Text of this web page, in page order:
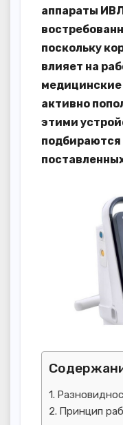
аппараты
поскольку
влияет на
активно
этими
подбираются
Принцип